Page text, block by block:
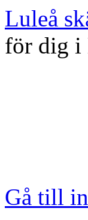
Luleå
för dig i
Gå till